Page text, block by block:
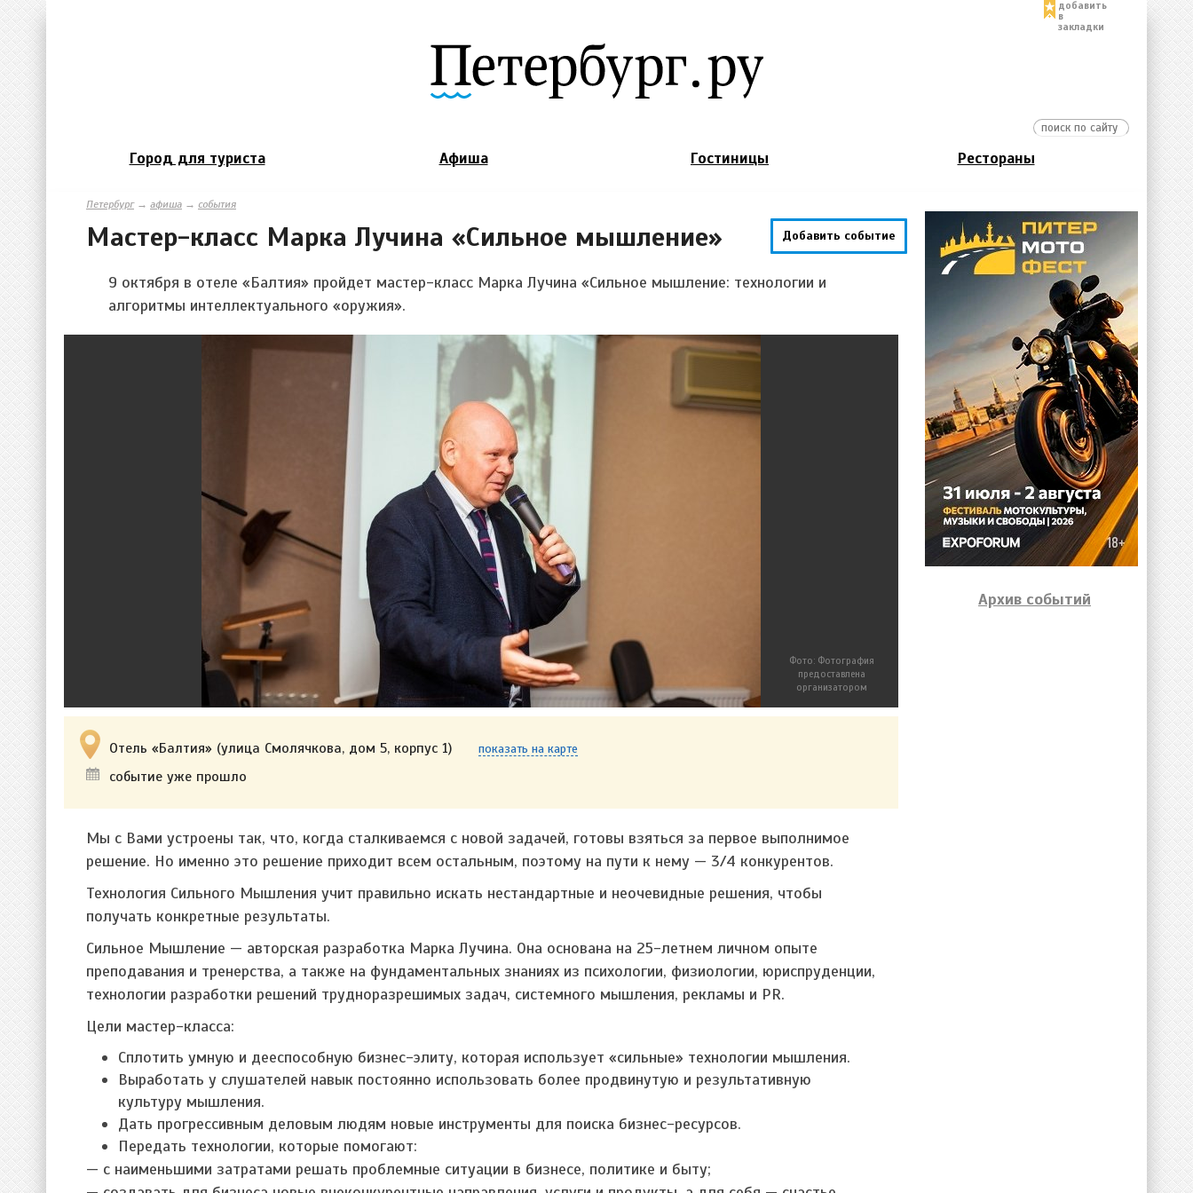
добавить
в
закладки
Город для туриста Афиша Гостиницы Рестораны
Петербург→ афиша → события
Добавить событие
Мастер-класс Марка Лучина «Сильное мышление»
9 октября в отеле «Балтия» пройдет мастер-класс Марка Лучина «Сильное мышление: технологии и
алгоритмы интеллектуального «оружия».
Фото: Фотография
предоставлена
организатором
Отель «Балтия» (улица Смолячкова, дом 5, корпус 1) показать на карте
событие уже прошло
Мы с Вами устроены так, что, когда сталкиваемся с новой задачей, готовы взяться за первое выполнимое
решение. Но именно это решение приходит всем остальным, поэтому на пути к нему — 3/4 конкурентов.
Технология Сильного Мышления учит правильно искать нестандартные и неочевидные решения, чтобы
получать конкретные результаты.
Сильное Мышление — авторская разработка Марка Лучина. Она основана на 25-летнем личном опыте
преподавания и тренерства, а также на фундаментальных знаниях из психологии, физиологии, юриспруденции,
технологии разработки решений трудноразрешимых задач, системного мышления, рекламы и PR.
Цели мастер-класса:
Сплотить умную и дееспособную бизнес-элиту, которая использует «сильные» технологии мышления.
Выработать у слушателей навык постоянно использовать более продвинутую и результативную
культуру мышления.
Дать прогрессивным деловым людям новые инструменты для поиска бизнес-ресурсов.
Передать технологии, которые помогают:
— с наименьшими затратами решать проблемные ситуации в бизнесе, политике и быту;
Архив событий